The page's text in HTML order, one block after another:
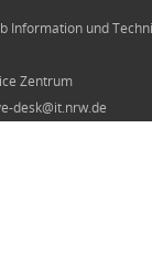
Information und
Zentrum
desk@it.nrw.de